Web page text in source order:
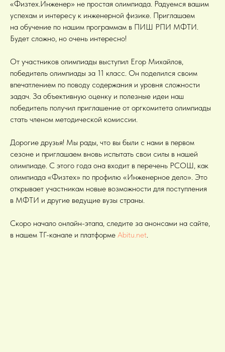
«Физтех.Инженер» не простая олимпиада. Радуемся вашим
успехам и интересу к инженерной физике. Приглашаем
на обучение по нашим программам в ПИШ РПИ МФТИ.
Будет сложно, но очень интересно!
От участников олимпиады выступил Егор Михайлов,
победитель олимпиады за 11 класс. Он поделился своим
впечатлением по поводу содержания и уровня сложности
задач. За объективную оценку и полезные идеи наш
победитель получил приглашение от оргкомитета олимпиады
стать членом методической комиссии.
Дорогие друзья! Мы рады, что вы были с нами в первом
сезоне и приглашаем вновь испытать свои силы в нашей
олимпиаде. С этого года она входит в перечень РСОШ, как
олимпиада «Физтех» по профилю «Инженерное дело». Это
открывает участникам новые возможности для поступления
в МФТИ и другие ведущие вузы страны.
Скоро начало онлайн-этапа, следите за анонсами на сайте,
в нашем ТГ-канале и платформе Abitu.net.